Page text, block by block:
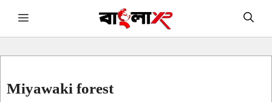
Skip Menu
Miyawaki forest